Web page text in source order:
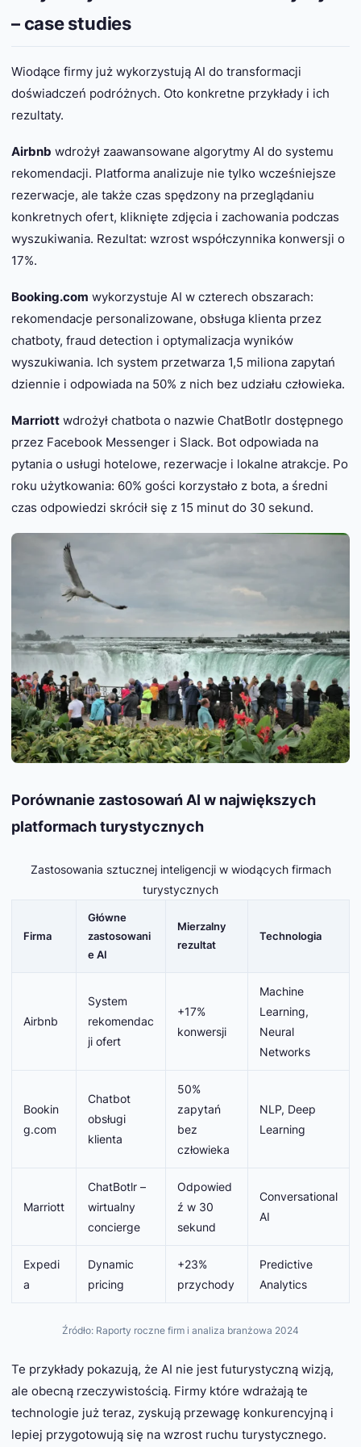
– case studies
Wiodące firmy już wykorzystują AI do transformacji
doświadczeń podróżnych. Oto konkretne przykłady i ich
rezultaty.
Airbnb wdrożył zaawansowane algorytmy AI do systemu
rekomendacji. Platforma analizuje nie tylko wcześniejsze
rezerwacje, ale także czas spędzony na przeglądaniu
konkretnych ofert, kliknięte zdjęcia i zachowania podczas
wyszukiwania. Rezultat: wzrost współczynnika konwersji o
17%.
Booking.com wykorzystuje AI w czterech obszarach:
rekomendacje personalizowane, obsługa klienta przez
chatboty, fraud detection i optymalizacja wyników
wyszukiwania. Ich system przetwarza 1,5 miliona zapytań
dziennie i odpowiada na 50% z nich bez udziału człowieka.
Marriott wdrożył chatbota o nazwie ChatBotlr dostępnego
przez Facebook Messenger i Slack. Bot odpowiada na
pytania o usługi hotelowe, rezerwacje i lokalne atrakcje. Po
roku użytkowania: 60% gości korzystało z bota, a średni
czas odpowiedzi skrócił się z 15 minut do 30 sekund.
Porównanie zastosowań AI w największych
platformach turystycznych
Zastosowania sztucznej inteligencji w wiodących firmach
turystycznych
Firma
Główne
zastosowani
e AI
Mierzalny
rezultat
Technologia
Airbnb
System
rekomendac
ji ofert
+17%
konwersji
Machine
Learning,
Neural
Networks
Bookin
g.com
Chatbot
obsługi
klienta
50%
zapytań
bez
człowieka
NLP, Deep
Learning
Marriott
ChatBotlr –
wirtualny
concierge
Odpowied
ź w 30
sekund
Conversational
AI
Expedi
a
Dynamic
pricing
+23%
przychody
Predictive
Analytics
Źródło: Raporty roczne firm i analiza branżowa 2024
Te przykłady pokazują, że AI nie jest futurystyczną wizją,
ale obecną rzeczywistością. Firmy które wdrażają te
technologie już teraz, zyskują przewagę konkurencyjną i
lepiej przygotowują się na wzrost ruchu turystycznego.